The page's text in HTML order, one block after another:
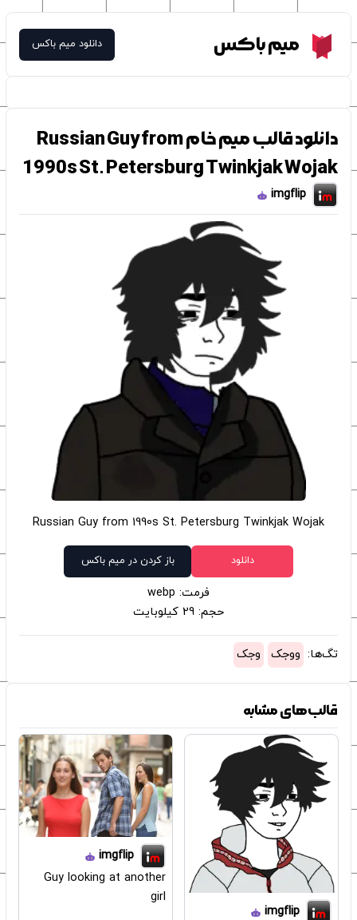
Meme Boxمیم باکس دانلود میم باکس
دانلود قالب میم خام Russian Guy from
1990s St. Petersburg Twinkjak Wojak
imgflip
Russian Guy from 1990s St. Petersburg Twinkjak Wojak
دانلود باز کردن در میم باکس
فرمت: webp
حجم: 29 کیلوبایت
تگ‌ها: ووجک وجک
قالب‌های مشابه
imgflip
imgflip
Guy looking at another
girl